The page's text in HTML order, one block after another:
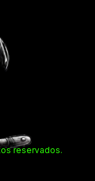
reservados.